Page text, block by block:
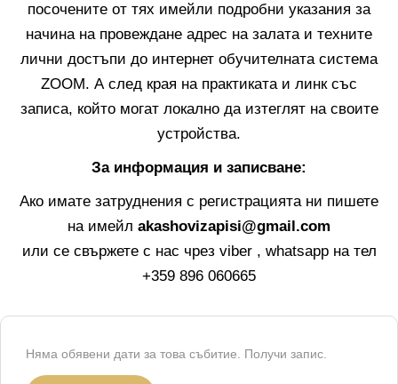
посочените от тях имейли подробни указания за
начина на провеждане адрес на залата и техните
лични достъпи до интернет обучителната система
ZOOM. А след края на практиката и линк със
записа, който могат локално да изтеглят на своите
устройства.
За информация и записване:
Ако имате затруднения с регистрацията ни пишете
на имейл akashovizapisi@gmail.com
или се свържете с нас чрез viber , whatsapp на тел
+359 896 060665
Няма обявени дати за това събитие. Получи запис.